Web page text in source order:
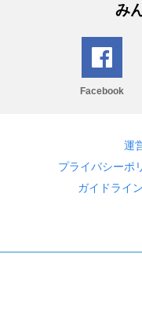
み
Facebook
運
プライバシーポ
ガイドライン